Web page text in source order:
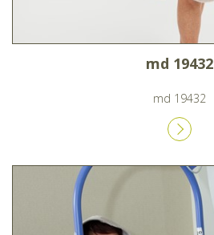
md 19432
md 19432